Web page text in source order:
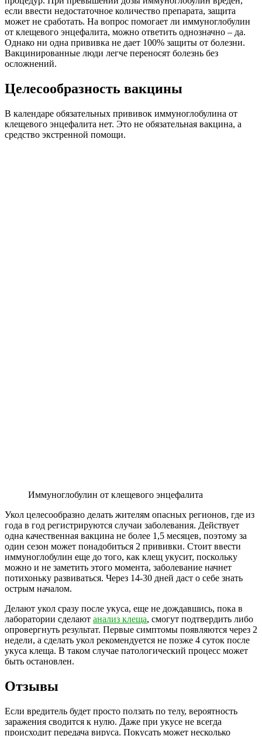
если ввести недостаточное количество препарата, защита
может не сработать. На вопрос помогает ли иммуноглобулин
от клещевого энцефалита, можно ответить однозначно – да.
Однако ни одна прививка не дает 100% защиты от болезни.
Вакцинированные люди легче переносят болезнь без
осложнений.
Целесообразность вакцины
В календаре обязательных прививок иммуноглобулина от
клещевого энцефалита нет. Это не обязательная вакцина, а
средство экстренной помощи.
Иммуноглобулин от клещевого энцефалита
Укол целесообразно делать жителям опасных регионов, где из
года в год регистрируются случаи заболевания. Действует
одна качественная вакцина не более 1,5 месяцев, поэтому за
один сезон может понадобиться 2 прививки. Стоит ввести
иммуноглобулин еще до того, как клещ укусит, поскольку
можно и не заметить этого момента, заболевание начнет
потихоньку развиваться. Через 14-30 дней даст о себе знать
острым началом.
Делают укол сразу после укуса, еще не дождавшись, пока в
лаборатории сделают анализ клеща, смогут подтвердить либо
опровергнуть результат. Первые симптомы появляются через 2
недели, а сделать укол рекомендуется не позже 4 суток после
укуса клеща. В таком случае патологический процесс может
быть остановлен.
Отзывы
Если вредитель будет просто ползать по телу, вероятность
заражения сводится к нулю. Даже при укусе не всегда
происходит передача вируса. Покусать может несколько